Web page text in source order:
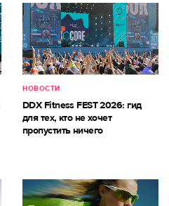
НОВОСТИ
DDX Fitness FEST 2026: гид
для тех, кто не хочет
пропустить ничего